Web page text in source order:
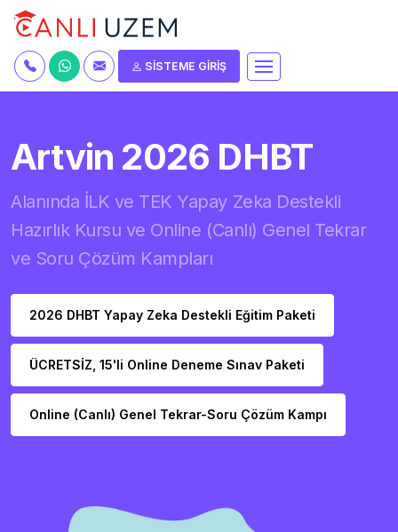
SİSTEME GİRİŞ
Artvin 2026 DHBT
Alanında İLK ve TEK Yapay Zeka Destekli
Hazırlık Kursu ve Online (Canlı) Genel Tekrar
ve Soru Çözüm Kampları
2026 DHBT Yapay Zeka Destekli Eğitim Paketi
ÜCRETSİZ, 15'li Online Deneme Sınav Paketi
Online (Canlı) Genel Tekrar-Soru Çözüm Kampı